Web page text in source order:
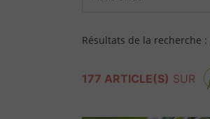
Résultats de la recherche :
177 ARTICLE(S) SUR